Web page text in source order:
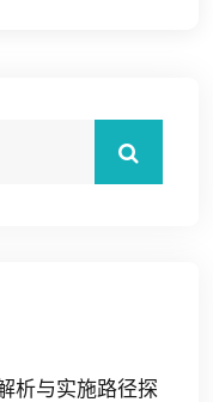
析与实施路径探